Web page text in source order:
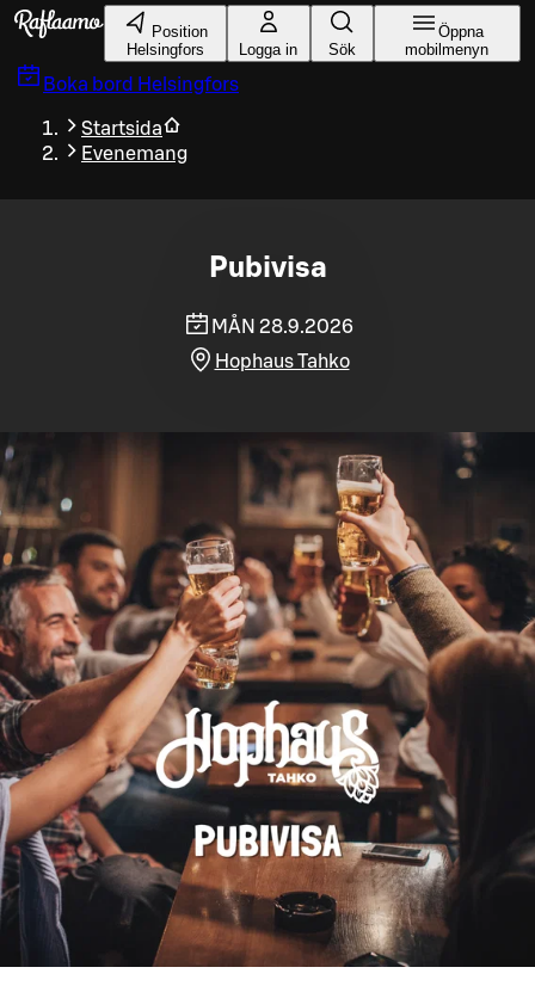
Gå till huvudinnehållet
Position
Helsingfors
Logga in Sök
Öppna
mobilmenyn
Boka bord Helsingfors
Startsida
Evenemang
Pubivisa
MÅN 28.9.2026
Hophaus Tahko